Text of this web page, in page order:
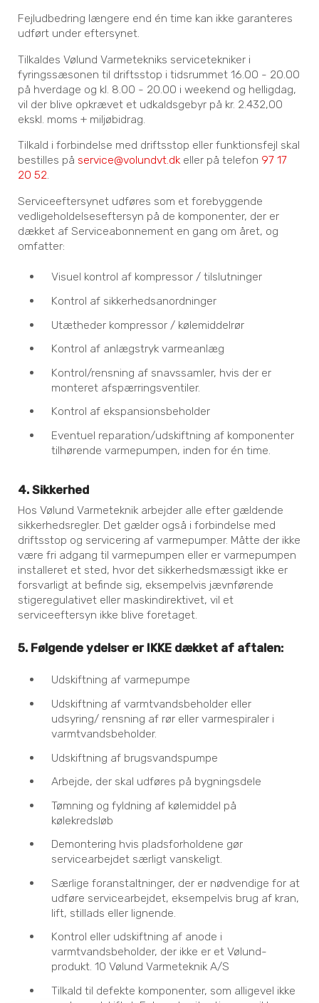
Fejludbedring længere end én time kan ikke garanteres
udført under eftersynet.
Tilkaldes Vølund Varmetekniks servicetekniker i
fyringssæsonen til driftsstop i tidsrummet 16.00 - 20.00
på hverdage og kl. 8.00 - 20.00 i weekend og helligdag,
vil der blive opkrævet et udkaldsgebyr på kr. 2.432,00
ekskl. moms + miljøbidrag.
Tilkald i forbindelse med driftsstop eller funktionsfejl skal
bestilles på service@volundvt.dk eller på telefon 97 17
20 52.
Serviceeftersynet udføres som et forebyggende
vedligeholdelseseftersyn på de komponenter, der er
dækket af Serviceabonnement en gang om året, og
omfatter:
Visuel kontrol af kompressor / tilslutninger
Kontrol af sikkerhedsanordninger
Utætheder kompressor / kølemiddelrør
Kontrol af anlægstryk varmeanlæg
Kontrol/rensning af snavssamler, hvis der er
monteret afspærringsventiler.
Kontrol af ekspansionsbeholder
Eventuel reparation/udskiftning af komponenter
tilhørende varmepumpen, inden for én time.
4. Sikkerhed
Hos Vølund Varmeteknik arbejder alle efter gældende
sikkerhedsregler. Det gælder også i forbindelse med
driftsstop og servicering af varmepumper. Måtte der ikke
være fri adgang til varmepumpen eller er varmepumpen
installeret et sted, hvor det sikkerhedsmæssigt ikke er
forsvarligt at befinde sig, eksempelvis jævnførende
stigeregulativet eller maskindirektivet, vil et
serviceeftersyn ikke blive foretaget.
5. Følgende ydelser er IKKE dækket af aftalen:
Udskiftning af varmepumpe
Udskiftning af varmtvandsbeholder eller
udsyring/ rensning af rør eller varmespiraler i
varmtvandsbeholder.
Udskiftning af brugsvandspumpe
Arbejde, der skal udføres på bygningsdele
Tømning og fyldning af kølemiddel på
kølekredsløb
Demontering hvis pladsforholdene gør
servicearbejdet særligt vanskeligt.
Særlige foranstaltninger, der er nødvendige for at
udføre servicearbejdet, eksempelvis brug af kran,
lift, stillads eller lignende.
Kontrol eller udskiftning af anode i
varmtvandsbeholder, der ikke er et Vølund-
produkt. 10 Vølund Varmeteknik A/S
Tilkald til defekte komponenter, som alligevel ikke